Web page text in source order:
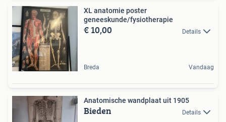
XL anatomie poster
geneeskunde/fysiotherapie
€ 10,00 Details
Breda Vandaag
Anatomische wandplaat uit 1905
Bieden Details